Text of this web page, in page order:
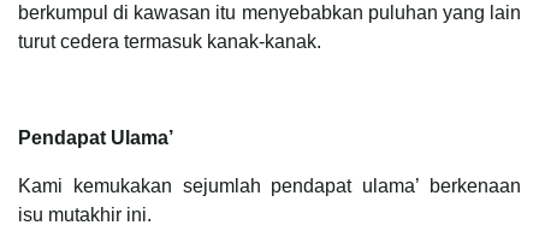
berkumpul di kawasan itu menyebabkan puluhan yang lain
turut cedera termasuk kanak-kanak.
Pendapat Ulama’
Kami kemukakan sejumlah pendapat ulama’ berkenaan
isu mutakhir ini.